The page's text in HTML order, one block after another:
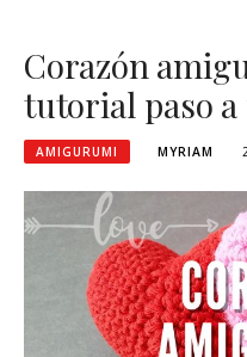
Corazón
tutorial paso a
AMIGURUMI MYRIAM